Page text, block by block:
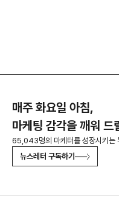
매주 화요일 아침,
마케팅 감각을 깨워 드
65,043명의 마케터를 성장시키는
뉴스레터 구독하기